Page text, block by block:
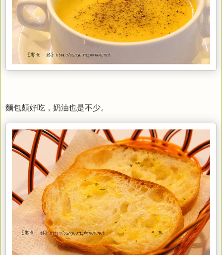
麵包頗好吃，奶油也是不少。